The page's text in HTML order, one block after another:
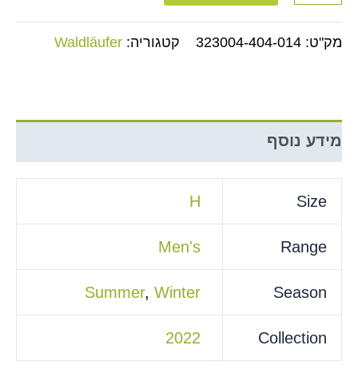
מק"ט: 323004-404-014 קטגוריה: Waldläufer
מידע נוסף
Size
H
Range
Men's
Season
Summer,Winter
Collection
2022